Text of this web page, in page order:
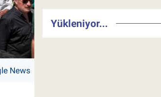
Yükleniyor...